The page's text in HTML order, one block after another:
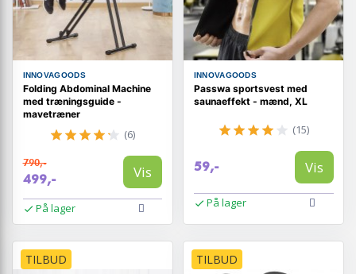
INNOVAGOODS
Folding Abdominal Machine
med træningsguide -
mavetræner
(6)
790,-
499,- Vis
På lager
INNOVAGOODS
Passwa sportsvest med
saunaeffekt - mænd, XL
(15)
59,- Vis
På lager
TILBUD TILBUD